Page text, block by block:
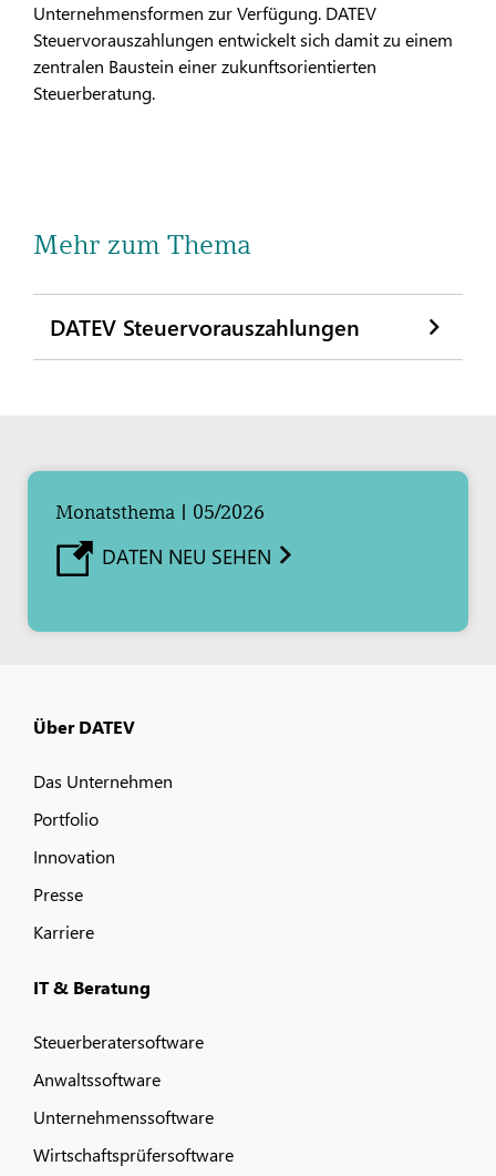
Unternehmensformen zur Verfügung. DATEV
Steuervorauszahlungen entwickelt sich damit zu einem
zentralen Baustein einer zukunftsorientierten
Steuerberatung.
Mehr zum Thema
DATEV Steuervorauszahlungen
Monatsthema | 05/2026
DATEN NEU SEHEN
Über DATEV
Das Unternehmen
Portfolio
Innovation
Presse
Karriere
IT & Beratung
Steuerberatersoftware
Anwaltssoftware
Unternehmenssoftware
Wirtschaftsprüfersoftware